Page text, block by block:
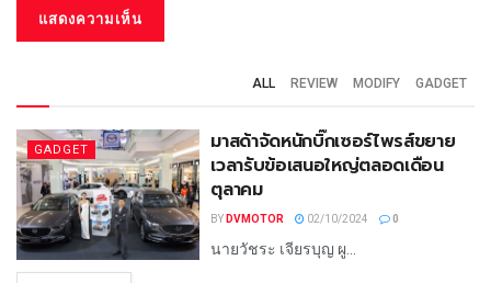
ALL REVIEW MODIFY GADGET
GADGET
มาสด้าจัดหนักบิ๊กเซอร์ไพรส์ขยาย
เวลารับข้อเสนอใหญ่ตลอดเดือน
ตุลาคม
BY DVMOTOR 02/10/2024 0
นายวัชระ เจียรบุญ ผู...